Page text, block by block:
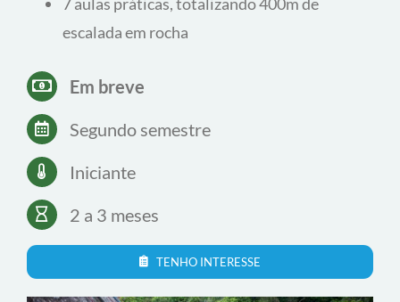
Cordas e nós
Técnicas de escalada
Gerenciamento de riscos
Prevenção de acidentes
escalada em rocha